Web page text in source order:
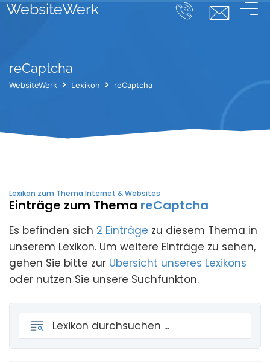
WebsiteWerk
reCaptcha
WebsiteWerk Lexikon reCaptcha
Lexikon zum Thema Internet & Websites
Einträge zum Thema reCaptcha
Es befinden sich 2 Einträge zu diesem Thema in
unserem Lexikon. Um weitere Einträge zu sehen,
gehen Sie bitte zur Übersicht unseres Lexikons
oder nutzen Sie unsere Suchfunkton.